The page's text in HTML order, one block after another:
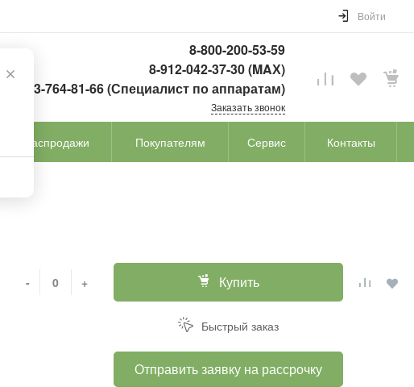
Войти
8-800-200-53-59
8-912-042-37-30 (MAХ)
8-963-764-81-66 (Специалист по аппаратам)
Заказать звонок
Распродажи Покупателям Сервис Контакты
- + Купить
Быстрый заказ
Отправить заявку на рассрочку